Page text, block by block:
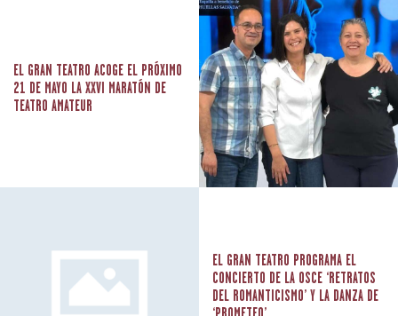
EL GRAN TEATRO ACOGE EL PRÓXIMO
21 DE MAYO LA XXVI MARATÓN DE
TEATRO AMATEUR
EL GRAN TEATRO PROGRAMA EL
CONCIERTO DE LA OSCE ‘RETRATOS
DEL ROMANTICISMO’ Y LA DANZA DE